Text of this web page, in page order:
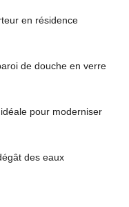
en résidence
de douche en verre
pour moderniser
des eaux